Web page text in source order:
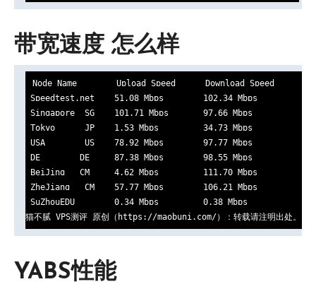
带宽速度 怎么样
Node Name        Upload Speed      Download Speed
Speedtest.net    51.08 Mbps        102.34 Mbps
Singapore  SG    101.71 Mbps       97.66 Mbps
Tokyo      JP    1.53 Mbps         34.73 Mbps
USA        US    78.92 Mbps        97.77 Mbps
DE        DE     87.38 Mbps        98.55 Mbps
BeiJing   CM     4.62 Mbps         111.70 Mbps
ZheJiang   CM    57.77 Mbps        106.21 Mbps
SuZhouEDU        0.34 Mbps         0.38 Mbps
猫不腻 VPS测评 原创（https://maobuni.com/）：转载请注明出处。
YABS性能